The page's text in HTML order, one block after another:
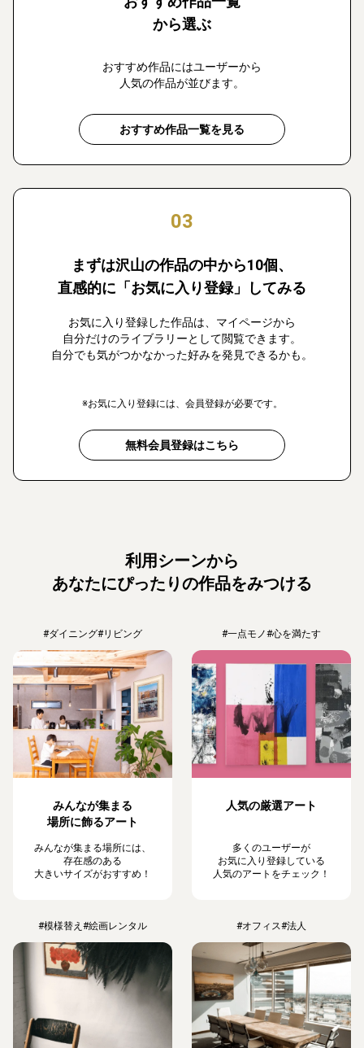
から選ぶ
おすすめ作品にはユーザーから
人気の作品が並びます。
おすすめ作品一覧を見る
03
まずは沢山の作品の中から10個、
直感的に「お気に入り登録」してみる
お気に入り登録した作品は、マイページから
自分だけのライブラリーとして閲覧できます。
自分でも気がつかなかった好みを発見できるかも。
※お気に入り登録には、会員登録が必要です。
無料会員登録はこちら
利用シーンから
あなたにぴったりの作品をみつける
#ダイニング#リビング
みんなが集まる
場所に飾るアート
みんなが集まる場所には、
存在感のある
大きいサイズがおすすめ！
#一点モノ#心を満たす
人気の厳選アート
多くのユーザーが
お気に入り登録している
人気のアートをチェック！
#模様替え #絵画レンタル #オフィス#法人